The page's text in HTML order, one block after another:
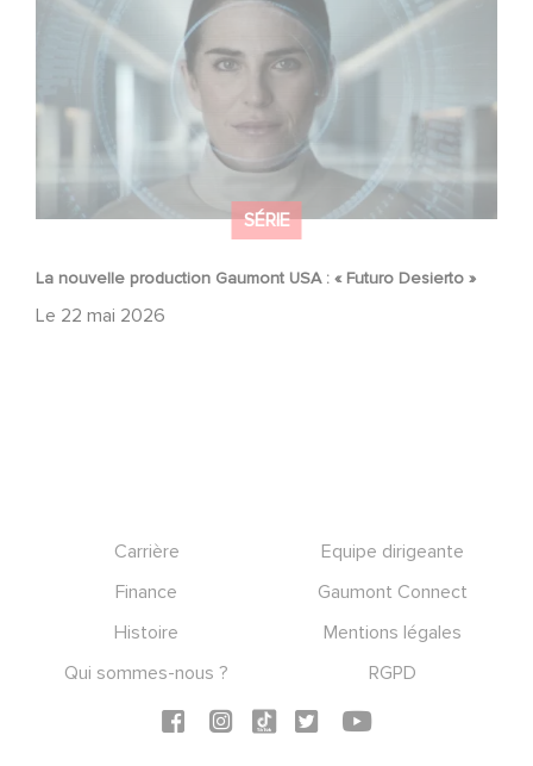
SÉRIE
La nouvelle production Gaumont USA : « Futuro Desierto »
Le 22 mai 2026
Carrière
Equipe dirigeante
Finance
Gaumont Connect
Histoire
Mentions légales
Qui sommes-nous ?
RGPD
Social icons